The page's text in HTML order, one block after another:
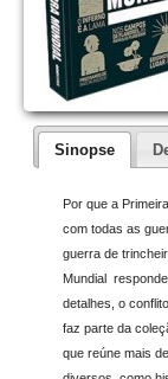
Sinopse
Por que a
com todas as
guerra de
Mundial
detalhes, o
faz parte da
que reúne mais